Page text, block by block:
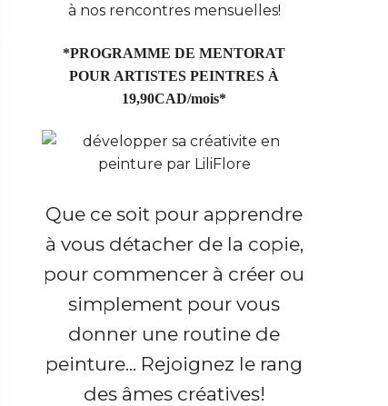
à nos rencontres mensuelles!
*PROGRAMME DE MENTORAT
POUR ARTISTES PEINTRES À
19,90CAD/mois*
Que ce soit pour apprendre
à vous détacher de la copie,
pour commencer à créer ou
simplement pour vous
donner une routine de
peinture... Rejoignez le rang
des âmes créatives!